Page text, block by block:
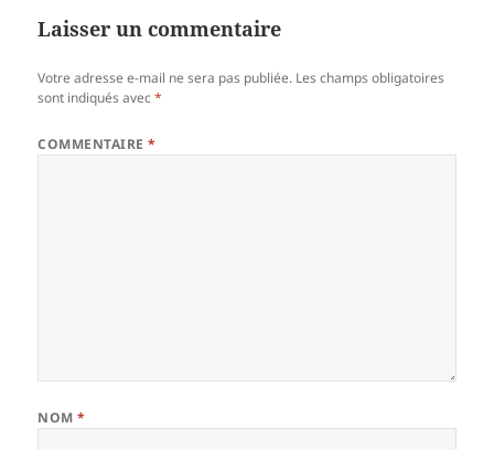
Laisser un commentaire
Votre adresse e-mail ne sera pas publiée. Les champs obligatoires
sont indiqués avec*
COMMENTAIRE*
NOM*